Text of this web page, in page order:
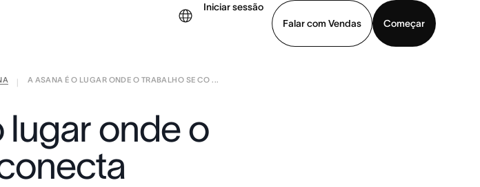
Iniciar sessão
Falar com Vendas
Começar
Falar com Vendas Veja uma demonstração
A ASANA É O LUGAR ONDE O TRABALHO SE CO ...
lugar onde o